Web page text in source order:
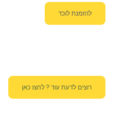
להזמנת לוכד
רוצים לדעת עוד ? לחצו כאן